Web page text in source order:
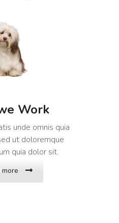
Work
unde omnis quia
ut doloremque
quia dolor sit.
more